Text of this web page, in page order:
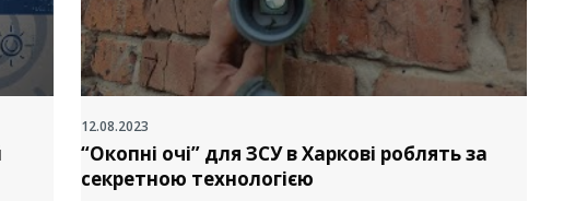
12.08.2023
“Окопні очі” для ЗСУ в Харкові роблять за
секретною технологією